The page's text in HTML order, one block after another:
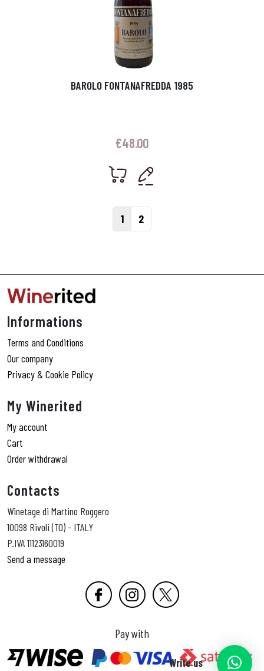
BAROLO FONTANAFREDDA 1985
€48.00
Current Page
1 Page
2
Informations
Terms and Conditions
Our company
Privacy & Cookie Policy
My Winerited
My account
Cart
Order withdrawal
Contacts
Winetage di Martino Roggero
10098 Rivoli (TO) - ITALY
P.IVA 11123160019
Send a message
Pay with
Write us